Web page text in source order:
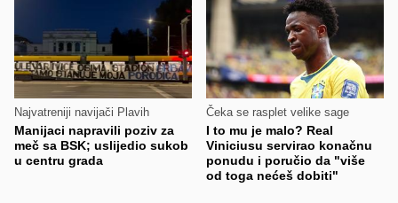
Najvatreniji navijači Plavih
Manijaci napravili poziv za
meč sa BSK; uslijedio sukob
u centru grada
Čeka se rasplet velike sage
I to mu je malo? Real
Viniciusu servirao konačnu
ponudu i poručio da "više
od toga nećeš dobiti"